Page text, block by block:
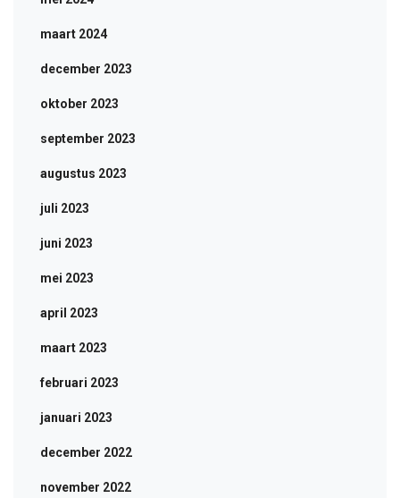
maart 2024
december 2023
oktober 2023
september 2023
augustus 2023
juli 2023
juni 2023
mei 2023
april 2023
maart 2023
februari 2023
januari 2023
december 2022
november 2022